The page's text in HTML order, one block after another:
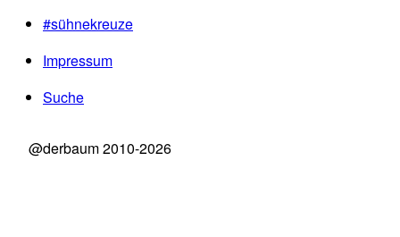
#sühnekreuze
Impressum
Suche
@derbaum 2010-2026